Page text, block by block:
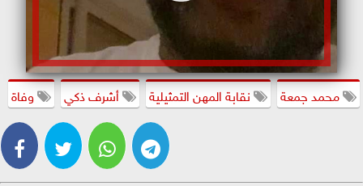
محمد جمعة نقابة المهن التمثيلية أشرف ذكي وفاة